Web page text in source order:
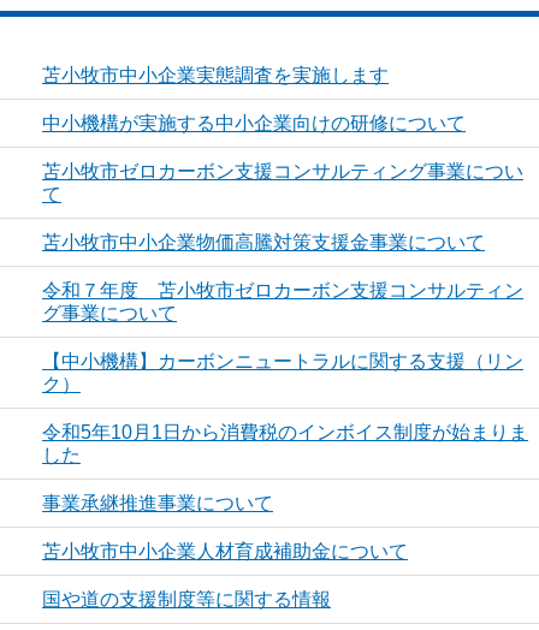
苫小牧市中小企業実態調査を実施します
中小機構が実施する中小企業向けの研修について
苫小牧市ゼロカーボン支援コンサルティング事業につい
て
苫小牧市中小企業物価高騰対策支援金事業について
令和７年度 苫小牧市ゼロカーボン支援コンサルティン
グ事業について
【中小機構】カーボンニュートラルに関する支援（リン
ク）
令和5年10月1日から消費税のインボイス制度が始まりま
した
事業承継推進事業について
苫小牧市中小企業人材育成補助金について
国や道の支援制度等に関する情報